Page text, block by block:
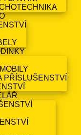
PŘÍSLUŠENSTVÍ